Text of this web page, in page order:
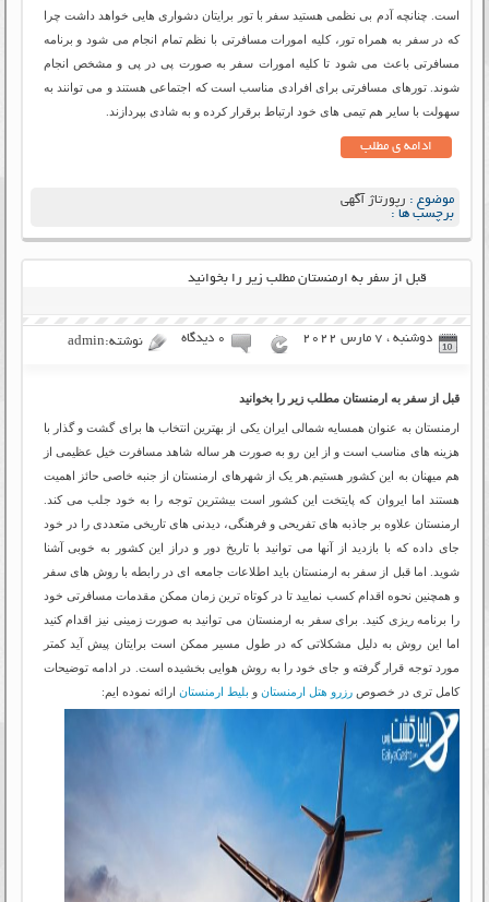
است. چنانچه آدم بی نظمی هستید سفر با تور برایتان دشواری هایی خواهد داشت چرا
که در سفر به همراه تور، کلیه امورات مسافرتی با نظم تمام انجام می شود و برنامه
مسافرتی باعث می شود تا کلیه امورات سفر به صورت پی در پی و مشخص انجام
شوند. تورهای مسافرتی برای افرادی مناسب است که اجتماعی هستند و می توانند به
سهولت با سایر هم تیمی های خود ارتباط برقرار کرده و به شادی بپردازند.
ادامه ی مطلب
موضوع : رپورتاژ آگهی
برچسب ها :
قبل از سفر به ارمنستان مطلب زیر را بخوانید
دوشنبه ، 7 مارس 2022 ۰ دیدگاه نوشته:admin
قبل از سفر به ارمنستان مطلب زیر را بخوانید
ارمنستان به عنوان همسایه شمالی ایران یکی از بهترین انتخاب ها برای گشت و گذار با
هزینه های مناسب است و از این رو به صورت هر ساله شاهد مسافرت خیل عظیمی از
هم میهنان به این کشور هستیم.هر یک از شهرهای ارمنستان از جنبه خاصی حائز اهمیت
هستند اما ایروان که پایتخت این کشور است بیشترین توجه را به خود جلب می کند.
ارمنستان علاوه بر جاذبه های تفریحی و فرهنگی، دیدنی های تاریخی متعددی را در خود
جای داده که با بازدید از آنها می توانید با تاریخ دور و دراز این کشور به خوبی آشنا
شوید. اما قبل از سفر به ارمنستان باید اطلاعات جامعه ای در رابطه با روش های سفر
و همچنین نحوه اقدام کسب نمایید تا در کوتاه ترین زمان ممکن مقدمات مسافرتی خود
را برنامه ریزی کنید. برای سفر به ارمنستان می توانید به صورت زمینی نیز اقدام کنید
اما این روش به دلیل مشکلاتی که در طول مسیر ممکن است برایتان پیش آید کمتر
مورد توجه قرار گرفته و جای خود را به روش هوایی بخشیده است. در ادامه توضیحات
کامل تری در خصوصرزرو هتل ارمنستان و بلیط ارمنستان ارائه نموده ایم: